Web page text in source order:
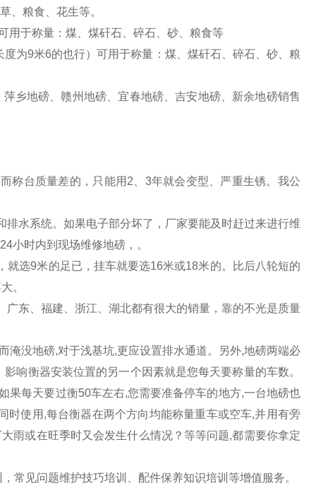
、粮食、花生等。
用于称量：煤、煤矸石、碎石、砂、粮食等
为9米6的也行）可用于称量：煤、煤矸石、碎石、砂、粮
乡地磅、赣州地磅、宜春地磅、吉安地磅、新余地磅销售
称台质量差的，只能用2、3年就会变型、严重生锈。我公
水系统。如果电子部分坏了，厂家要能及时赶过来进行维
小时内到现场维修地磅，。
选9米的足已，挂车就要选16米或18米的。比后八轮短的
。
东、福建、浙江、湖北都有很大的销量，靠的不光是质量
淹没地磅,对于浅基坑,更应设置排水通道。另外,地磅两端必
响衡器安装位置的另一个因素就是您每天要称量的车数。
果每天要过衡50车左右,您需要准备停车的地方,一台地磅也
时使用,每台衡器在两个方向均能称量重车或空车,并用有旁
雨或在旺季时又会发生什么情况？等等问题,都需要你拿定
常见问题维护技巧培训、配件保养知识培训等增值服务。